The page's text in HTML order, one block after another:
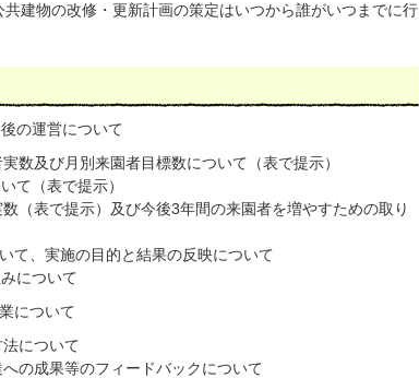
建物の改修・更新計画の策定はいつから誰がいつまでに行
の運営について
数及び月別来園者目標数について（表で提示）
て（表で提示）
（表で提示）及び今後3年間の来園者を増やすための取り
て、実施の目的と結果の反映について
について
について
について
の成果等のフィードバックについて